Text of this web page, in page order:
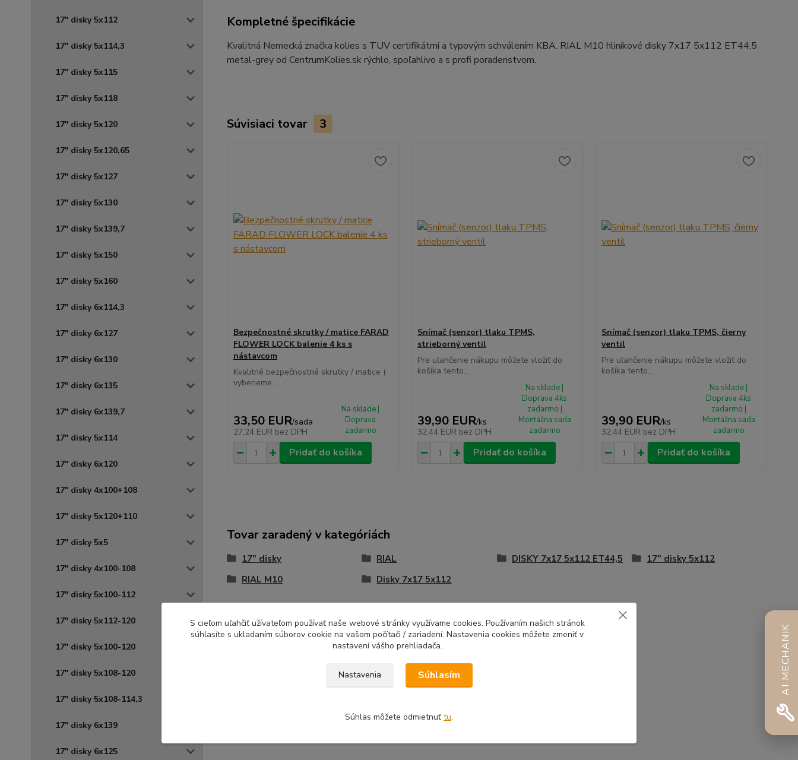
17" disky 5x112
17" disky 5x114,3
17" disky 5x115
17" disky 5x118
17" disky 5x120
17" disky 5x120,65
17" disky 5x127
17" disky 5x130
17" disky 5x139,7
17" disky 5x150
17" disky 5x160
17" disky 6x114,3
17" disky 6x127
17" disky 6x130
17" disky 6x135
17" disky 6x139,7
17" disky 5x114
17" disky 6x120
17" disky 4x100+108
17" disky 5x120+110
17" disky 5x5
17" disky 4x100-108
17" disky 5x100-112
17" disky 5x112-120
17" disky 5x100-120
17" disky 5x108-120
17" disky 5x108-114,3
17" disky 6x139
17" disky 6x125
Kompletné špecifikácie
Kvalitná Nemecká značka kolies s TUV certifikátmi a typovým schválením KBA. RIAL M10 hliníkové disky 7x17 5x112 ET44,5
metal-grey od CentrumKolies.sk rýchlo, spoľahlivo a s profi poradenstvom.
Súvisiaci tovar 3
Bezpečnostné skrutky / matice FARAD
FLOWER LOCK balenie 4 ks s
nástavcom
Kvalitné bezpečnostné skrutky / matice (
vyberieme...
33,50 EUR/sada
27,24 EUR bez DPH
Na sklade |
Doprava
zadarmo
Pridať do košíka
Snímač (senzor) tlaku TPMS,
strieborný ventil
Pre uľahčenie nákupu môžete vložiť do
košíka tento...
39,90 EUR/ks
32,44 EUR bez DPH
Na sklade |
Doprava 4ks
zadarmo |
Montážna sada
zadarmo
Pridať do košíka
Snímač (senzor) tlaku TPMS, čierny
ventil
Pre uľahčenie nákupu môžete vložiť do
košíka tento...
39,90 EUR/ks
32,44 EUR bez DPH
Na sklade |
Doprava 4ks
zadarmo |
Montážna sada
zadarmo
Pridať do košíka
Tovar zaradený v kategóriách
17" disky RIAL DISKY 7x17 5x112 ET44,5
17" disky 5x112
RIAL M10
Disky 7x17 5x112
AI MECHANIK
S cieľom uľahčiť užívateľom používať naše webové stránky využívame cookies. Používaním našich stránok
súhlasíte s ukladaním súborov cookie na vašom počítači / zariadení. Nastavenia cookies môžete zmeniť v
nastavení vášho prehliadača.
Nastavenia Súhlasím
Súhlas môžete odmietnuť tu.